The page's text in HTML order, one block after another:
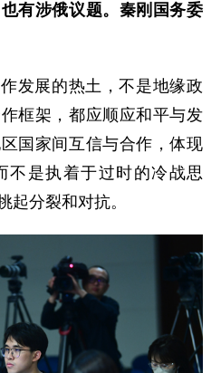
有涉俄议题。秦刚国务委
发展的热土，不是地缘政
框架，都应顺应和平与发
国家间互信与合作，体现
不是执着于过时的冷战思
起分裂和对抗。